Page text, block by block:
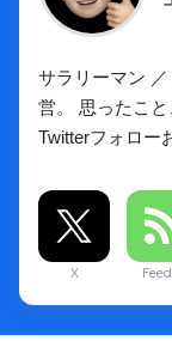
サラリーマン
営。 思ったこと
Twitterフォロー
X